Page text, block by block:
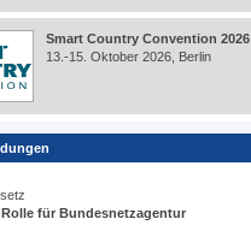
Smart Country Convention 2026
13.-15. Oktober 2026, Berlin
Rolle für Bundesnetzagentur